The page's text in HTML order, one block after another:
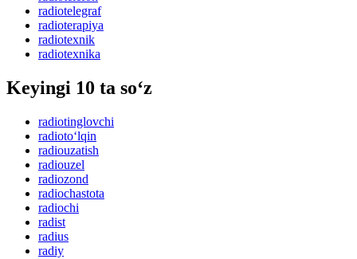
radiotelegraf
radioterapiya
radiotexnik
radiotexnika
Keyingi 10 ta so‘z
radiotinglovchi
radioto‘lqin
radiouzatish
radiouzel
radiozond
radiochastota
radiochi
radist
radius
radiy